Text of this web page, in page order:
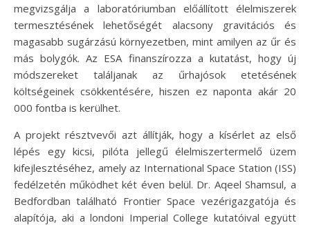
megvizsgálja a laboratóriumban előállított élelmiszerek
termesztésének lehetőségét alacsony gravitációs és
magasabb sugárzású környezetben, mint amilyen az űr és
más bolygók. Az ESA finanszírozza a kutatást, hogy új
módszereket találjanak az űrhajósok etetésének
költségeinek csökkentésére, hiszen ez naponta akár 20
000 fontba is kerülhet.
A projekt résztvevői azt állítják, hogy a kísérlet az első
lépés egy kicsi, pilóta jellegű élelmiszertermelő üzem
kifejlesztéséhez, amely az International Space Station (ISS)
fedélzetén működhet két éven belül. Dr. Aqeel Shamsul, a
Bedfordban található Frontier Space vezérigazgatója és
alapítója, aki a londoni Imperial College kutatóival együtt